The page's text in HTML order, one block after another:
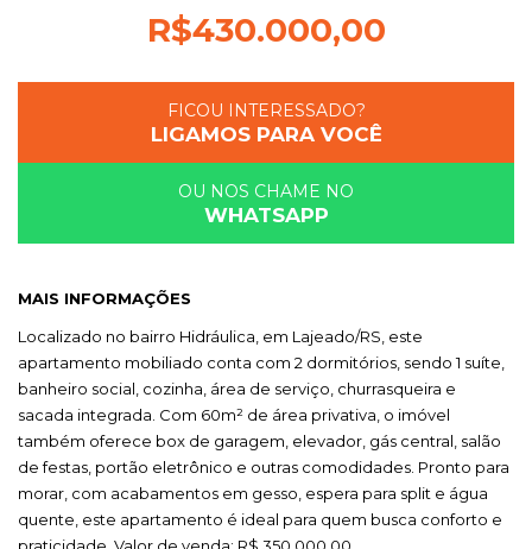
R$430.000,00
FICOU INTERESSADO?
LIGAMOS PARA VOCÊ
OU NOS CHAME NO
WHATSAPP
MAIS INFORMAÇÕES
Localizado no bairro Hidráulica, em Lajeado/RS, este
apartamento mobiliado conta com 2 dormitórios, sendo 1 suíte,
banheiro social, cozinha, área de serviço, churrasqueira e
sacada integrada. Com 60m² de área privativa, o imóvel
também oferece box de garagem, elevador, gás central, salão
de festas, portão eletrônico e outras comodidades. Pronto para
morar, com acabamentos em gesso, espera para split e água
quente, este apartamento é ideal para quem busca conforto e